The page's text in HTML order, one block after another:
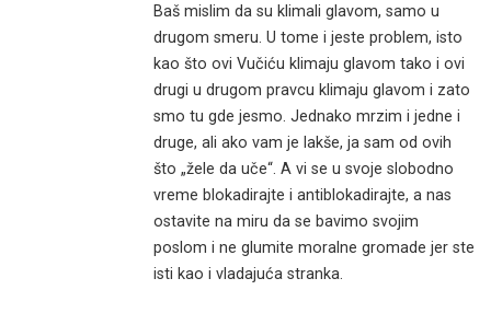
Baš mislim da su klimali glavom, samo u
drugom smeru. U tome i jeste problem, isto
kao što ovi Vučiću klimaju glavom tako i ovi
drugi u drugom pravcu klimaju glavom i zato
smo tu gde jesmo. Jednako mrzim i jedne i
druge, ali ako vam je lakše, ja sam od ovih
što „žele da uče“. A vi se u svoje slobodno
vreme blokadirajte i antiblokadirajte, a nas
ostavite na miru da se bavimo svojim
poslom i ne glumite moralne gromade jer ste
isti kao i vladajuća stranka.